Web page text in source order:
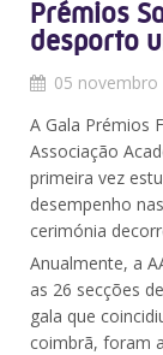
Prémios
desporto
05 novembro
A Gala Prémios
Associação
primeira vez
desempenho
cerimónia
Anualmente, a
as 26 secções
gala que
coimbrã, foram